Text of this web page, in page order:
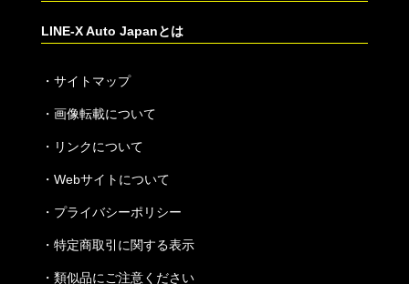
LINE-X Auto Japanとは
・ サイトマップ
・ 画像転載について
・ リンクについて
・ Webサイトについて
・ プライバシーポリシー
・ 特定商取引に関する表示
・ 類似品にご注意ください